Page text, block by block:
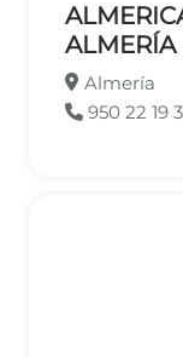
ALMERÍA
Almería
950 22 19